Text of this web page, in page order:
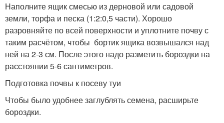
Наполните ящик смесью из дерновой или садовой
земли, торфа и песка (1:2:0,5 части). Хорошо
разровняйте по всей поверхности и уплотните почву с
таким расчётом, чтобы бортик ящика возвышался над
ней на 2-3 см. После этого надо разметить бороздки на
расстоянии 5-6 сантиметров.
Подготовка почвы к посеву туи
Чтобы было удобнее заглублять семена, расширьте
бороздки.